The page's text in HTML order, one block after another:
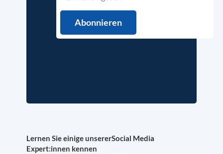
Lernen Sie einige unserer
Expert:innen kennen
Social Media